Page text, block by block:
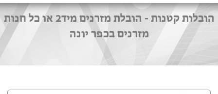
הובלות קטנות - הובלת מזרנים מיד2 או כל חנות
מזרנים בכפר יונה